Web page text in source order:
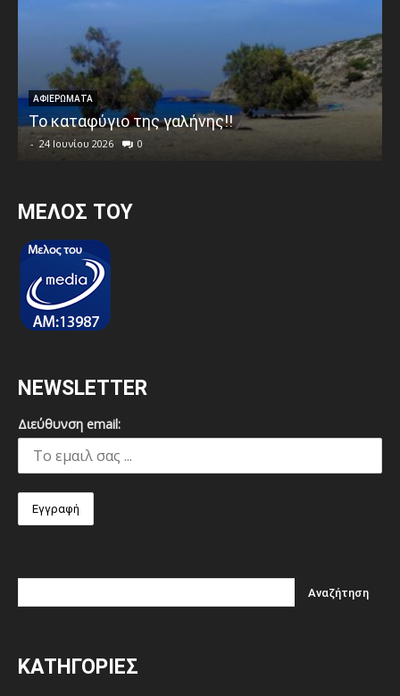
ΑΦΙΕΡΩΜΑΤΑ
Το καταφύγιο της γαλήνης!!
- 24 Ιουνίου 2026 0
MEΛΟΣ ΤΟΥ
NEWSLETTER
Διεύθυνση email:
ΚΑΤΗΓΟΡΙΕΣ